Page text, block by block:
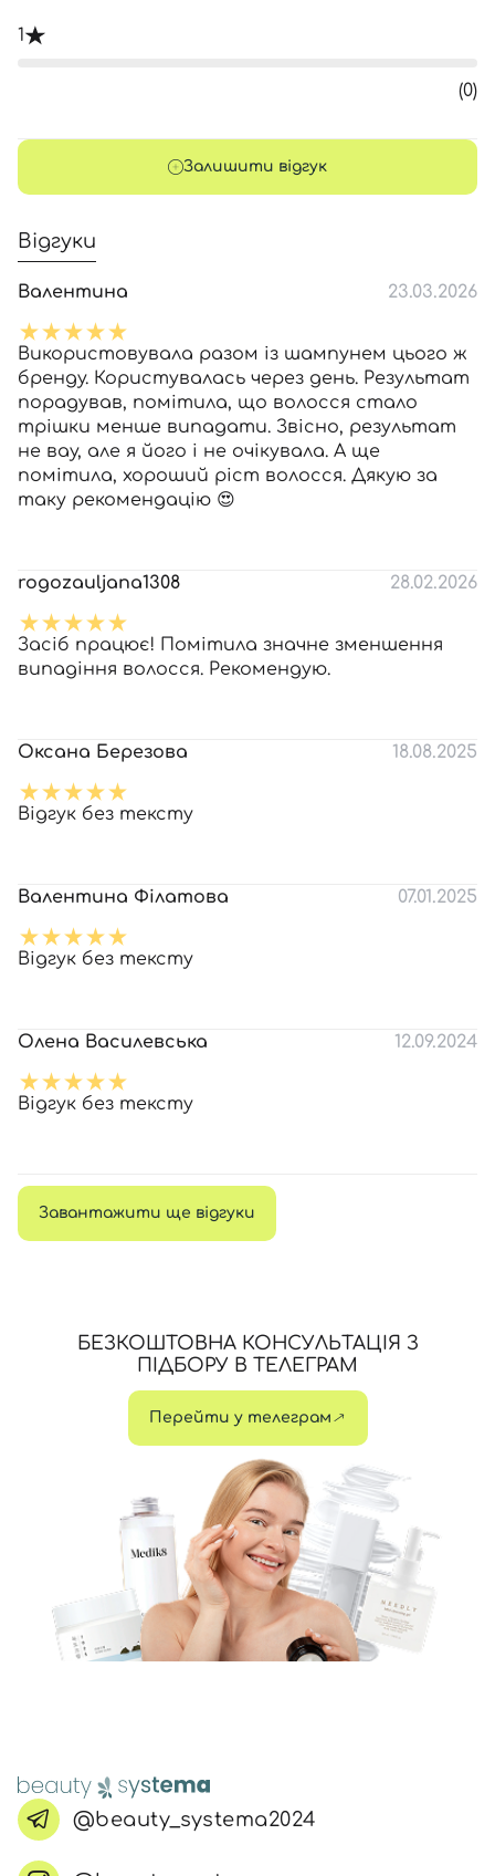
1
(0)
Залишити відгук
Відгуки
Валентина 23.03.2026
Використовувала разом із шампунем цього ж
бренду. Користувалась через день. Результат
порадував, помітила, що волосся стало
трішки менше випадати. Звісно, результат
не вау, але я його і не очікувала. А ще
помітила, хороший ріст волосся. Дякую за
таку рекомендацію 😍
rogozauljana1308 28.02.2026
Засіб працює! Помітила значне зменшення
випадіння волосся. Рекомендую.
Оксана Березова 18.08.2025
Відгук без тексту
Валентина Філатова 07.01.2025
Відгук без тексту
Олена Василевська 12.09.2024
Відгук без тексту
Завантажити ще відгуки
БЕЗКОШТОВНА КОНСУЛЬТАЦІЯ З
ПІДБОРУ В ТЕЛЕГРАМ
Перейти у телеграм
@beauty_systema2024